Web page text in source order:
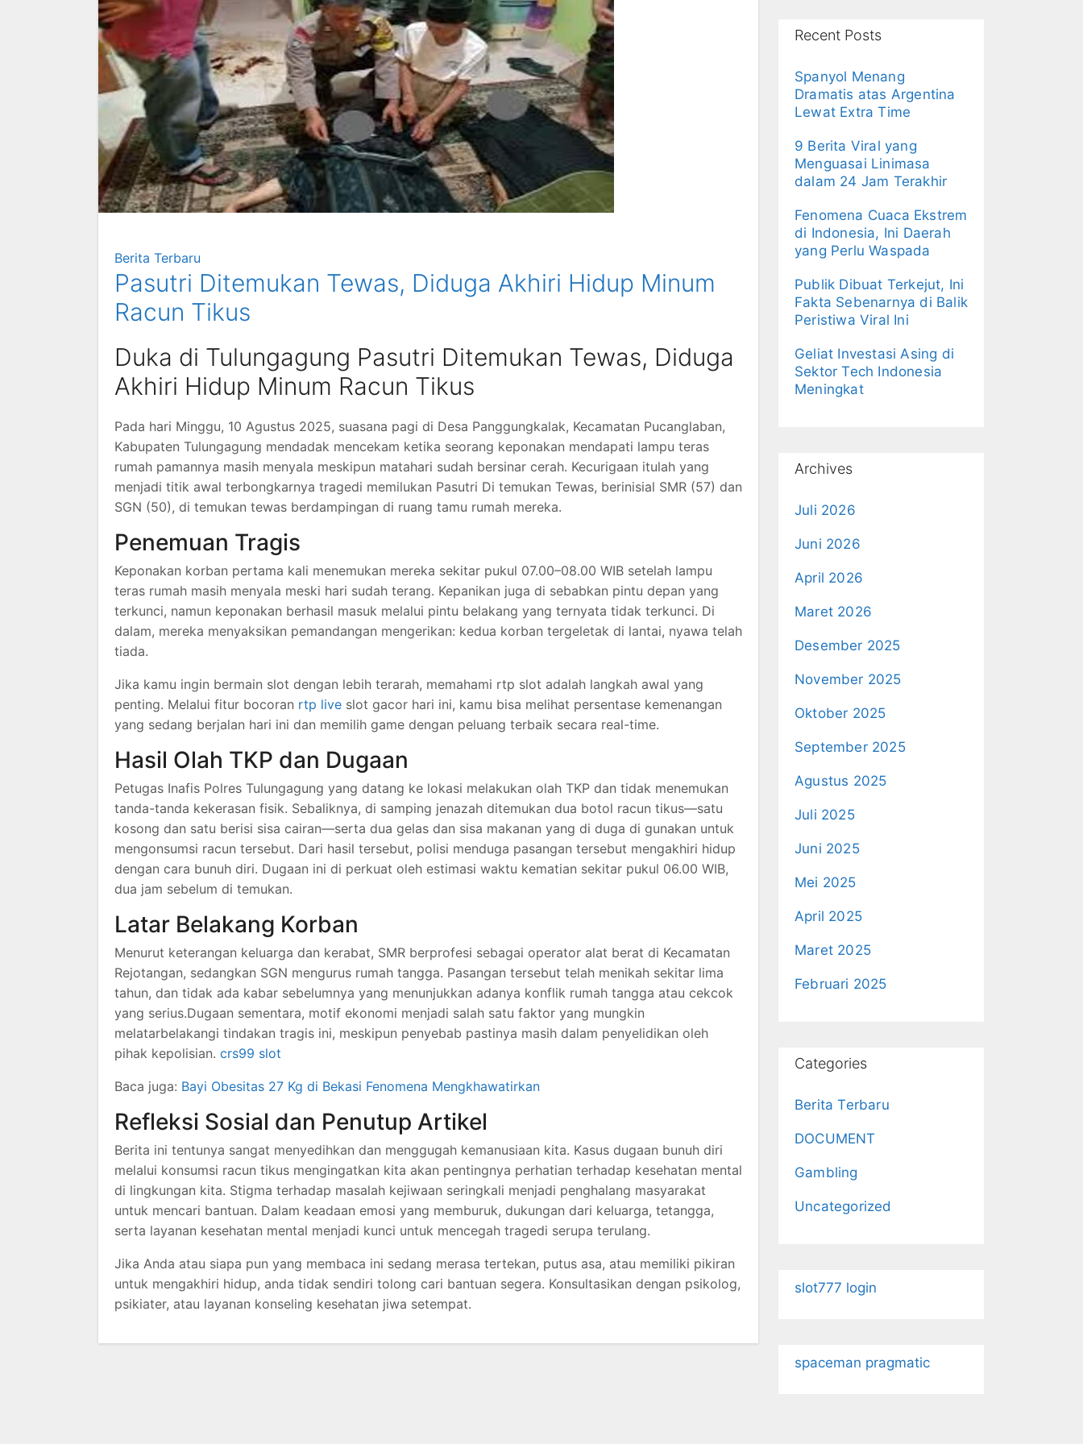
Berita Terbaru
Pasutri Ditemukan Tewas, Diduga Akhiri Hidup Minum
Racun Tikus
Duka di Tulungagung Pasutri Ditemukan Tewas, Diduga
Akhiri Hidup Minum Racun Tikus
Pada hari Minggu, 10 Agustus 2025, suasana pagi di Desa Panggungkalak, Kecamatan Pucanglaban,
Kabupaten Tulungagung mendadak mencekam ketika seorang keponakan mendapati lampu teras
rumah pamannya masih menyala meskipun matahari sudah bersinar cerah. Kecurigaan itulah yang
menjadi titik awal terbongkarnya tragedi memilukan Pasutri Di temukan Tewas, berinisial SMR (57) dan
SGN (50), di temukan tewas berdampingan di ruang tamu rumah mereka.
Penemuan Tragis
Keponakan korban pertama kali menemukan mereka sekitar pukul 07.00–08.00 WIB setelah lampu
teras rumah masih menyala meski hari sudah terang. Kepanikan juga di sebabkan pintu depan yang
terkunci, namun keponakan berhasil masuk melalui pintu belakang yang ternyata tidak terkunci. Di
dalam, mereka menyaksikan pemandangan mengerikan: kedua korban tergeletak di lantai, nyawa telah
tiada.
Jika kamu ingin bermain slot dengan lebih terarah, memahami rtp slot adalah langkah awal yang
penting. Melalui fitur bocoran rtp live slot gacor hari ini, kamu bisa melihat persentase kemenangan
yang sedang berjalan hari ini dan memilih game dengan peluang terbaik secara real-time.
Hasil Olah TKP dan Dugaan
Petugas Inafis Polres Tulungagung yang datang ke lokasi melakukan olah TKP dan tidak menemukan
tanda-tanda kekerasan fisik. Sebaliknya, di samping jenazah ditemukan dua botol racun tikus—satu
kosong dan satu berisi sisa cairan—serta dua gelas dan sisa makanan yang di duga di gunakan untuk
mengonsumsi racun tersebut. Dari hasil tersebut, polisi menduga pasangan tersebut mengakhiri hidup
dengan cara bunuh diri. Dugaan ini di perkuat oleh estimasi waktu kematian sekitar pukul 06.00 WIB,
dua jam sebelum di temukan.
Latar Belakang Korban
Menurut keterangan keluarga dan kerabat, SMR berprofesi sebagai operator alat berat di Kecamatan
Rejotangan, sedangkan SGN mengurus rumah tangga. Pasangan tersebut telah menikah sekitar lima
tahun, dan tidak ada kabar sebelumnya yang menunjukkan adanya konflik rumah tangga atau cekcok
yang serius.Dugaan sementara, motif ekonomi menjadi salah satu faktor yang mungkin
melatarbelakangi tindakan tragis ini, meskipun penyebab pastinya masih dalam penyelidikan oleh
pihak kepolisian. crs99 slot
Baca juga: Bayi Obesitas 27 Kg di Bekasi Fenomena Mengkhawatirkan
Refleksi Sosial dan Penutup Artikel
Berita ini tentunya sangat menyedihkan dan menggugah kemanusiaan kita. Kasus dugaan bunuh diri
melalui konsumsi racun tikus mengingatkan kita akan pentingnya perhatian terhadap kesehatan mental
di lingkungan kita. Stigma terhadap masalah kejiwaan seringkali menjadi penghalang masyarakat
untuk mencari bantuan. Dalam keadaan emosi yang memburuk, dukungan dari keluarga, tetangga,
serta layanan kesehatan mental menjadi kunci untuk mencegah tragedi serupa terulang.
Jika Anda atau siapa pun yang membaca ini sedang merasa tertekan, putus asa, atau memiliki pikiran
untuk mengakhiri hidup, anda tidak sendiri tolong cari bantuan segera. Konsultasikan dengan psikolog,
psikiater, atau layanan konseling kesehatan jiwa setempat.
Recent Posts
Spanyol Menang
Dramatis atas Argentina
Lewat Extra Time
9 Berita Viral yang
Menguasai Linimasa
dalam 24 Jam Terakhir
Fenomena Cuaca Ekstrem
di Indonesia, Ini Daerah
yang Perlu Waspada
Publik Dibuat Terkejut, Ini
Fakta Sebenarnya di Balik
Peristiwa Viral Ini
Geliat Investasi Asing di
Sektor Tech Indonesia
Meningkat
Archives
Juli 2026
Juni 2026
April 2026
Maret 2026
Desember 2025
November 2025
Oktober 2025
September 2025
Agustus 2025
Juli 2025
Juni 2025
Mei 2025
April 2025
Maret 2025
Februari 2025
Categories
Berita Terbaru
DOCUMENT
Gambling
Uncategorized
slot777 login
spaceman pragmatic